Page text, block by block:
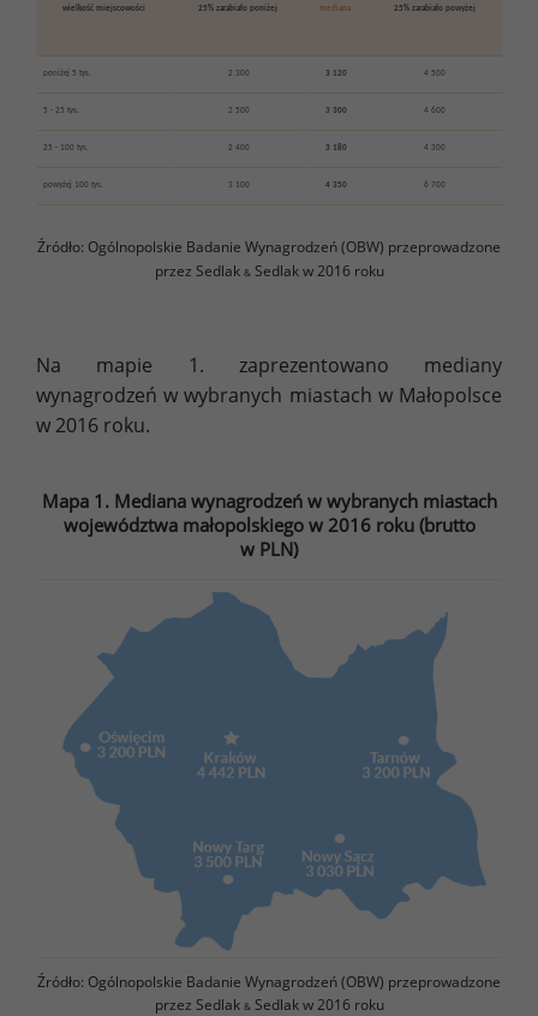
wielkość miejscowości 25% zarabiało poniżej mediana 25% zarabiało powyżej
poniżej 5 tys. 2 300 3 120 4 500
5 - 25 tys. 2 500 3 300 4 600
25 - 100 tys. 2 400 3 180 4 300
powyżej 100 tys. 3 100 4 350 6 700
Źródło: Ogólnopolskie Badanie Wynagrodzeń (OBW) przeprowadzone
przez Sedlak &Sedlak w 2016 roku
Na mapie 1. zaprezentowano mediany
wynagrodzeń w wybranych miastach w Małopolsce
w 2016 roku.
Mapa 1. Mediana wynagrodzeń w wybranych miastach
województwa małopolskiego w 2016 roku (brutto
w PLN)
Źródło: Ogólnopolskie Badanie Wynagrodzeń (OBW) przeprowadzone
przez Sedlak &Sedlak w 2016 roku